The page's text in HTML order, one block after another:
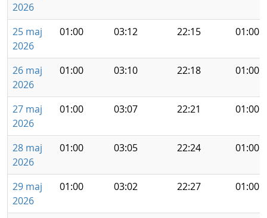
2026
25 maj
2026
01:00 03:12 22:15 01:00
26 maj
2026
01:00 03:10 22:18 01:00
27 maj
2026
01:00 03:07 22:21 01:00
28 maj
2026
01:00 03:05 22:24 01:00
29 maj
2026
01:00 03:02 22:27 01:00